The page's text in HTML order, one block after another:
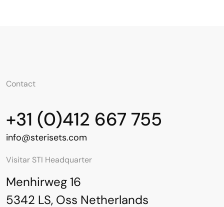
Contact
+31 (0)412 667 755
info@sterisets.com
Visitar STI Headquarter
Menhirweg 16
5342 LS, Oss Netherlands